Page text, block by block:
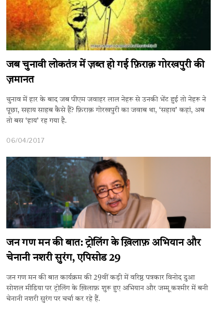
जब चुनावी लोकतंत्र में ज़ब्त हो गई फ़िराक़ गोरखपुरी की
ज़मानत
चुनाव में हार के बाद जब पीएम जवाहर लाल नेहरू से उनकी भेंट हुई तो नेहरू ने
पूछा, सहाय साहब कैसे हैं? फ़िराक़ गोरखपुरी का जवाब था, ‘सहाय’ कहां, अब
तो बस ‘हाय’ रह गया है.
06/04/2017
जन गण मन की बात: ट्रोलिंग के ख़िलाफ़ अभियान और ​​​
चेनानी नशरी सुरंग, एपिसोड 29
जन गण मन की बात कार्यक्रम की 29वीं कड़ी में वरिष्ठ पत्रकार विनोद दुआ
सोशल मीडिया पर ट्रोलिंग के ख़िलाफ़ शुरू हुए अभियान और ​​​जम्मू कश्मीर में बनी
चेनानी नशरी सुरंग पर चर्चा कर रहे हैं.